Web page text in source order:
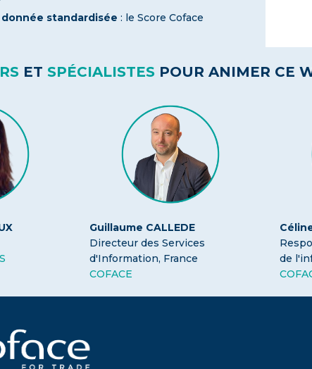
donnée standardisée : le Score Coface
ET SPÉCIALISTES POUR ANIMER CE
Guillaume CALLEDE
Directeur des Services
d'Information, France
COFACE
de